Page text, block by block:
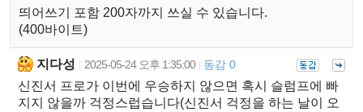
띄어쓰기 포함 200자까지 쓰실 수 있습니다.
(400바이트)
지다성 2025-05-24 오후 1:35:00 동감 0
신진서 프로가 이번에 우승하지 않으면 혹시 슬럼프에 빠
지지 않을까 걱정스럽습니다(신진서 걱정을 하는 날이 오